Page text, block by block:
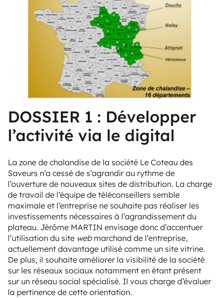
DOSSIER 1 : Développer
l’activité via le digital
La zone de chalandise de la société Le Coteau des
Saveurs n’a cessé de s’agrandir au rythme de
l’ouverture de nouveaux sites de distribution. La charge
de travail de l’équipe de téléconseillers semble
maximale et l’entreprise ne souhaite pas réaliser les
investissements nécessaires à l’agrandissement du
plateau. Jérôme MARTIN envisage donc d’accentuer
l’utilisation du site webmarchand de l’entreprise,
actuellement davantage utilisé comme un site vitrine.
De plus, il souhaite améliorer la visibilité de la société
sur les réseaux sociaux notamment en étant présent
sur un réseau social spécialisé. Il vous charge d’évaluer
la pertinence de cette orientation.